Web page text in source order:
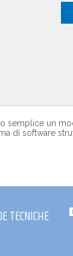
semplice un
di software
TECNICHE